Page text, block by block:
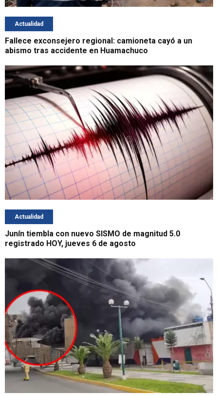
Actualidad
Fallece exconsejero regional: camioneta cayó a un
abismo tras accidente en Huamachuco
Actualidad
Junín tiembla con nuevo SISMO de magnitud 5.0
registrado HOY, jueves 6 de agosto